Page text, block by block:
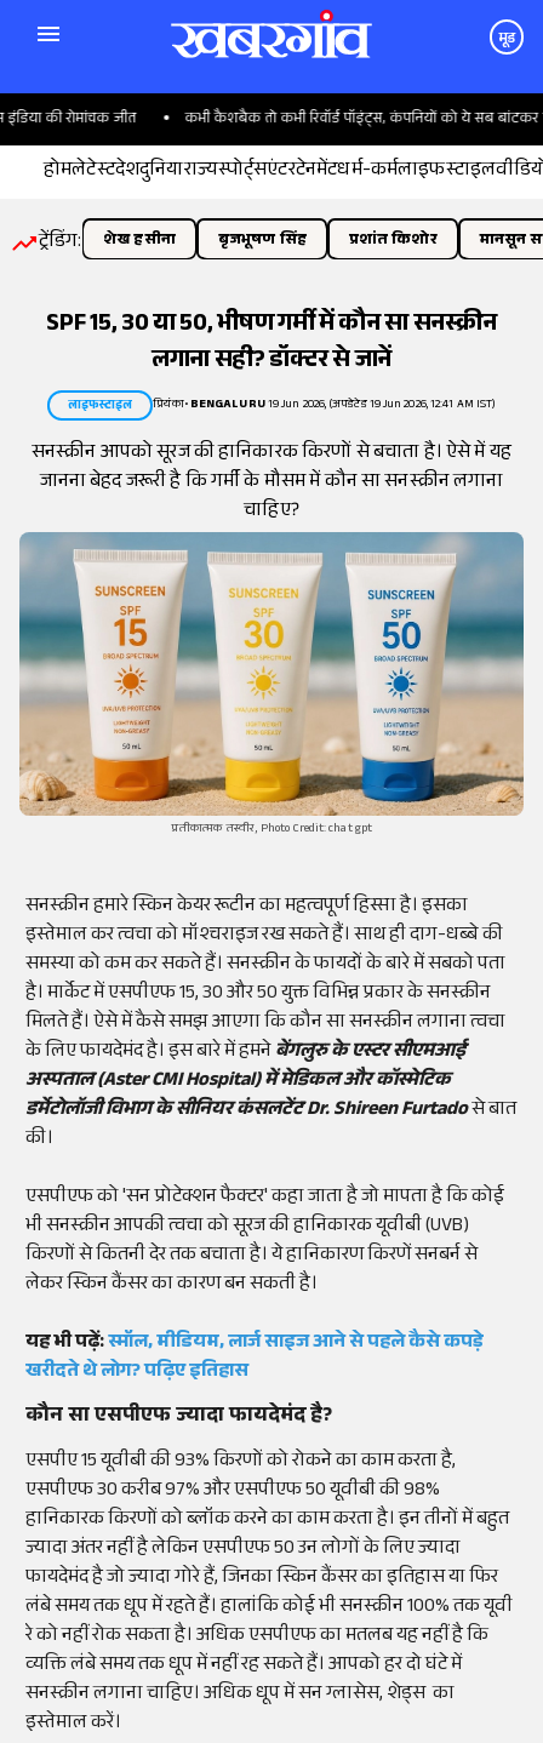
मूड
की रोमांचक जीत कभी कैशबैक तो कभी रिवॉर्ड पॉइंट्स, कंपनियों को ये सब बांटकर क्या
होमलेटेस्टदेशदुनियाराज्यस्पोर्ट्सएंटरटेनमेंटधर्म-कर्मलाइफस्टाइल
ट्रेंडिंग: शेख हसीना बृजभूषण सिंह प्रशांत किशोर मानसून
SPF 15, 30 या 50, भीषण गर्मी में कौन सा सनस्क्रीन
लगाना सही? डॉक्टर से जानें
लाइफस्टाइल प्रियंका•BENGALURU19 Jun 2026, (अपडेटेड 19 Jun 2026, 12:41 AM IST)
सनस्क्रीन आपको सूरज की हानिकारक किरणों से बचाता है। ऐसे में यह
जानना बेहद जरूरी है कि गर्मी के मौसम में कौन सा सनस्क्रीन लगाना
चाहिए?
प्रतीकात्मक तस्वीर, Photo Credit: chat gpt
सनस्क्रीन हमारे स्किन केयर रूटीन का महत्वपूर्ण हिस्सा है। इसका
इस्तेमाल कर त्वचा को मॉश्चराइज रख सकते हैं। साथ ही दाग-धब्बे की
समस्या को कम कर सकते हैं। सनस्क्रीन के फायदों के बारे में सबको पता
है। मार्केट में एसपीएफ 15, 30 और 50 युक्त विभिन्न प्रकार के सनस्क्रीन
मिलते हैं। ऐसे में कैसे समझ आएगा कि कौन सा सनस्क्रीन लगाना त्वचा
के लिए फायदेमंद है। इस बारे में हमनेबेंगलुरुके एस्टर सीएमआई
अस्पताल (Aster CMI Hospital) में मेडिकल और कॉस्मेटिक
डर्मेटोलॉजी विभाग के सीनियर कंसलटेंटDr. Shireen Furtadoसे बात
की।
एसपीएफ को 'सन प्रोटेक्शन फैक्टर' कहा जाता है जो मापता है कि कोई
भी सनस्क्रीन आपकी त्वचा को सूरज की हानिकारक यूवीबी (UVB)
किरणों से कितनी देर तक बचाता है। ये हानिकारण किरणें सनबर्न से
लेकर स्किन कैंसर का कारण बन सकती है।
यह भी पढ़ें:स्मॉल, मीडियम, लार्ज साइज आने से पहले कैसे कपड़े
खरीदते थे लोग? पढ़िए इतिहास
कौन सा एसपीएफ ज्यादा फायदेमंद है?
एसपीए 15 यूवीबी की 93% किरणों को रोकने का काम करता है,
एसपीएफ 30 करीब 97% और एसपीएफ 50 यूवीबी की 98%
हानिकारक किरणों को ब्लॉक करने का काम करता है। इन तीनों में बहुत
ज्यादा अंतर नहीं है लेकिन एसपीएफ 50 उन लोगों के लिए ज्यादा
फायदेमंद है जो ज्यादा गोरे हैं, जिनका स्किन कैंसर का इतिहास या फिर
लंबे समय तक धूप में रहते हैं। हालांकि कोई भी सनस्क्रीन 100% तक यूवी
रे को नहीं रोक सकता है। अधिक एसपीएफ का मतलब यह नहीं है कि
व्यक्ति लंबे समय तक धूप में नहीं रह सकते हैं। आपको हर दो घंटे में
सनस्क्रीन लगाना चाहिए। अधिक धूप में सन ग्लासेस, शेड्स का
इस्तेमाल करें।